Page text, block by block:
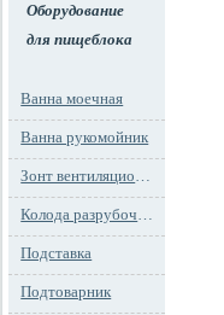
Оборудование
для пищеблока
Ванна моечная
Ванна рукомойник
Зонт вентиляционный
Колода разрубочная
Подставка
Подтоварник